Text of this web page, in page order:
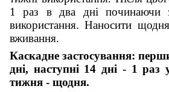
1 раз в два дні починаючи
використання. Наносити
вживання.
Каскадне застосування:
дні, наступні 14 дні - 1 раз
тижня - щодня.